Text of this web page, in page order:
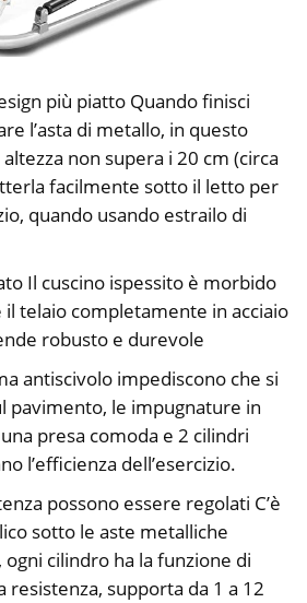
più piatto Quando finisci
l’asta di metallo, in questo
non supera i 20 cm (circa
facilmente sotto il letto per
quando usando estrailo di
Il cuscino ispessito è morbido
telaio completamente in acciaio
robusto e durevole
antiscivolo impediscono che si
pavimento, le impugnature in
presa comoda e 2 cilindri
l’efficienza dell’esercizio.
possono essere regolati C’è
sotto le aste metalliche
cilindro ha la funzione di
resistenza, supporta da 1 a 12